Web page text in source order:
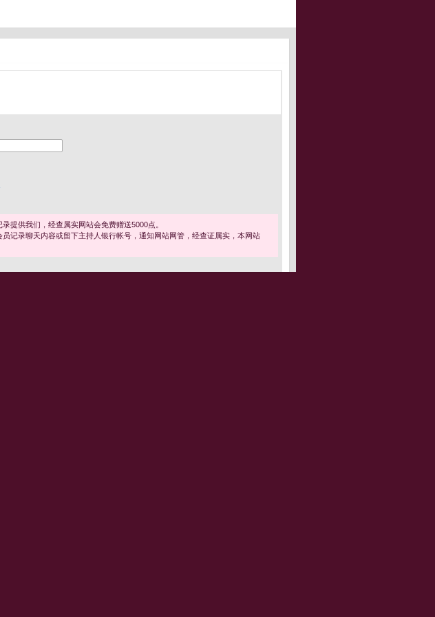
提供我们，经查属实网站会免费赠送5000点。
记录聊天内容或留下主持人银行帐号，通知网站网管，经查证属实，本网站